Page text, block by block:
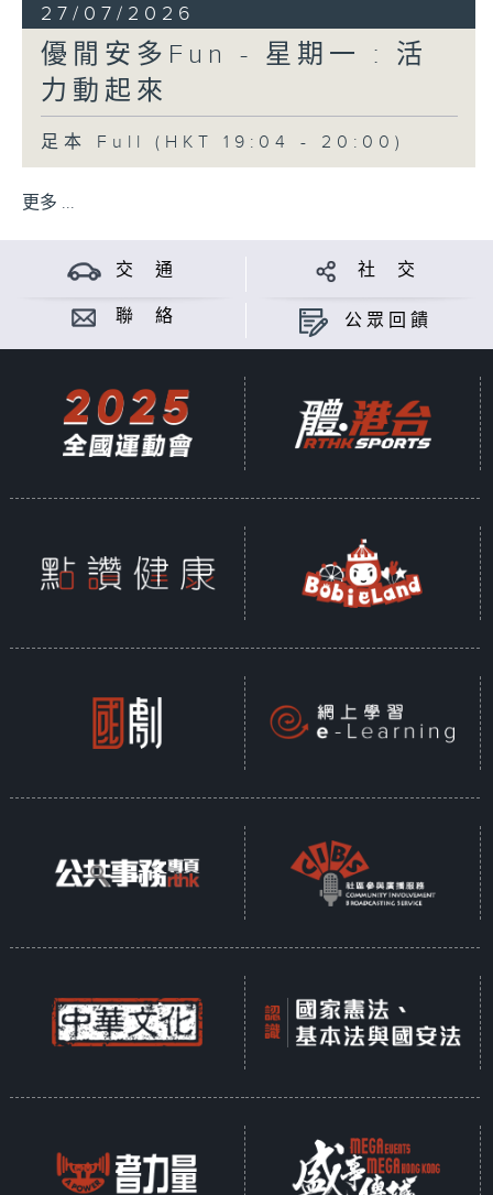
27/07/2026
優閒安多Fun - 星期一 : 活
力動起來
足本 Full (HKT 19:04 - 20:00)
更多 ...
交 通 社 交
聯 絡 公眾回饋